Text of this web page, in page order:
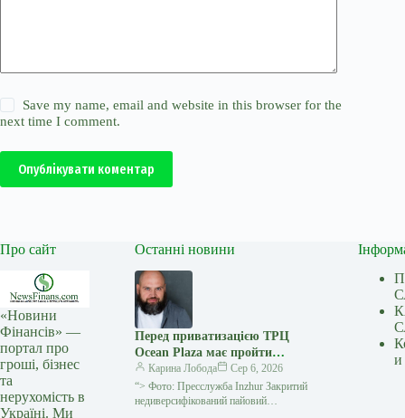
Save my name, email and website in this browser for the
next time I comment.
Опублікувати коментар
Про сайт
«Новини
Фінансів» —
портал про
гроші, бізнес
та
нерухомість в
Україні. Ми
Останні новини
Перед приватизацією ТРЦ
Ocean Plaza має пройти
процес стягнення майна за
кредитом – думка
Карина Лобода
Сер 6, 2026
“> Фото: Пресслужба Inzhur Закритий
недиверсифікований пайовий
и